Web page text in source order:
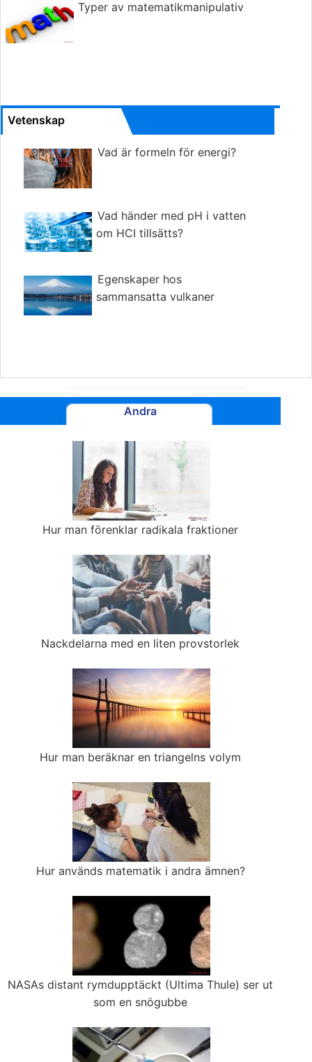
Typer av matematikmanipulativ
Vetenskap
Vad är formeln för energi?
Vad händer med pH i vatten
om HCI tillsätts?
Egenskaper hos
sammansatta vulkaner
Andra
Hur man förenklar radikala fraktioner
Nackdelarna med en liten provstorlek
Hur man beräknar en triangelns volym
Hur används matematik i andra ämnen?
NASAs distant rymdupptäckt (Ultima Thule) ser ut
som en snögubbe